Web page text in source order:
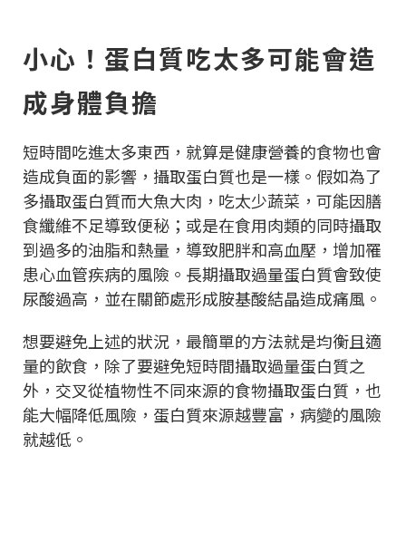
小心！蛋白質吃太多可能會造
成身體負擔
短時間吃進太多東西，就算是健康營養的食物也會
造成負面的影響，攝取蛋白質也是一樣。假如為了
多攝取蛋白質而大魚大肉，吃太少蔬菜，可能因膳
食纖維不足導致便秘；或是在食用肉類的同時攝取
到過多的油脂和熱量，導致肥胖和高血壓，增加罹
患心血管疾病的風險。長期攝取過量蛋白質會致使
尿酸過高，並在關節處形成胺基酸結晶造成痛風。
想要避免上述的狀況，最簡單的方法就是均衡且適
量的飲食，除了要避免短時間攝取過量蛋白質之
外，交叉從植物性不同來源的食物攝取蛋白質，也
能大幅降低風險，蛋白質來源越豐富，病變的風險
就越低。